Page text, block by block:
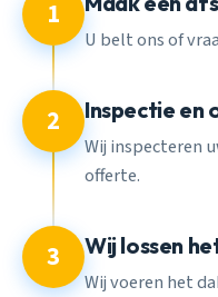
1
U belt ons of
2 Inspectie
Wij inspecteren
offerte.
3 Wij lossen
Wij voeren het